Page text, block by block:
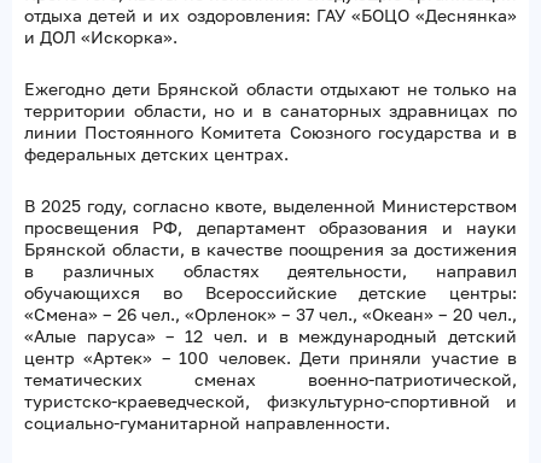
отдыха детей и их оздоровления: ГАУ «БОЦО «Деснянка»
и ДОЛ «Искорка».
Ежегодно дети Брянской области отдыхают не только на
территории области, но и в санаторных здравницах по
линии Постоянного Комитета Союзного государства и в
федеральных детских центрах.
В 2025 году, согласно квоте, выделенной Министерством
просвещения РФ, департамент образования и науки
Брянской области, в качестве поощрения за достижения
в различных областях деятельности, направил
обучающихся во Всероссийские детские центры:
«Смена» – 26 чел., «Орленок» – 37 чел., «Океан» – 20 чел.,
«Алые паруса» – 12 чел. и в международный детский
центр «Артек» – 100 человек. Дети приняли участие в
тематических сменах военно-патриотической,
туристско-краеведческой, физкультурно-спортивной и
социально-гуманитарной направленности.